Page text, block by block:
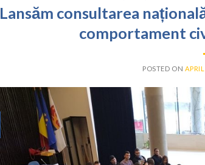
Lansăm consultarea
comportament
POSTED ON